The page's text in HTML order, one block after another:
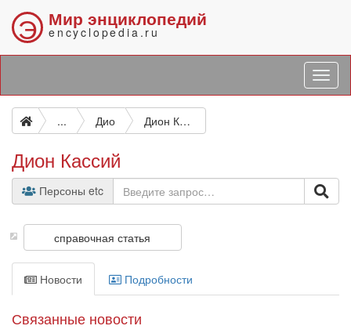
Э Мир энциклопедий
encyclopedia.ru
... Дио Дион Кассий
Дион Кассий
Персоны etc
справочная статья
Новости Подробности
Связанные новости